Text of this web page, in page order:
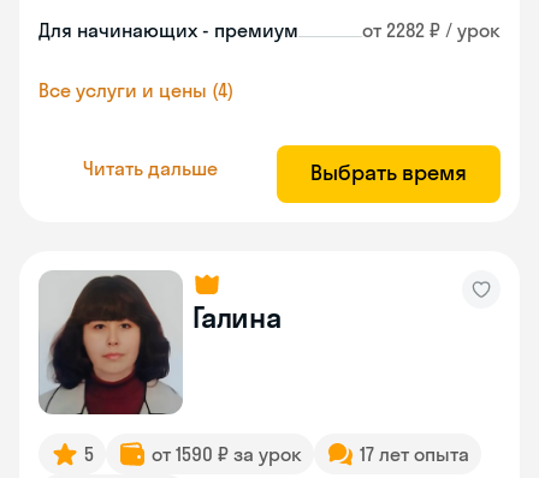
Для начинающих - премиум от 2282 ₽ / урок
Все услуги и цены (4)
Читать дальше Выбрать время
Галина
5 от 1590 ₽ за урок
17 лет опыта